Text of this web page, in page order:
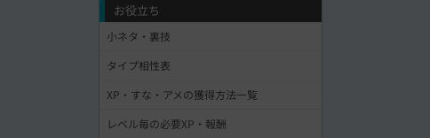
お役立ち
小ネタ・裏技
タイプ相性表
XP・すな・アメの獲得方法一覧
レベル毎の必要XP・報酬